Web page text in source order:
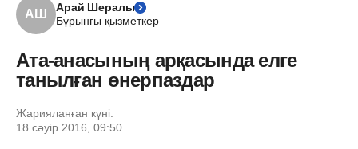
АШ
Арай Шералы
Бұрынғы қызметкер
Ата-анасының арқасында елге
танылған өнерпаздар
Жарияланған күні:
18 сәуір 2016, 09:50